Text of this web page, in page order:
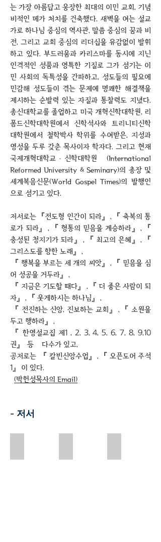
는 가장 아름답고 웅장한 최대의 이민 교회, 기념
비적인 메가 처치를 건축했다. 새벽을 여는 설교
가로 하나님 중심의 역사관, 말씀 중심의 꿈과 비
전, 그리고 교회 중심의 리더십을 유감없이 발휘
하고 있다. 부드러움과 카리스마를 동시에 지닌
인격적인 성품과 영특한 기질로 그가 섬기는 이
민 사회의 독특성을 간파하고, 성도들의 필요에
민감해 성도들이 겪는 문제에 명쾌한 해결책을
제시하는 순발력 있는 자질과 통찰력도 지녔다.
총신대학교를 졸업하고 미국 개혁신학대학원, 리
폼드신학대학원에서 신학석사와 트리니티신학
대학원에서 철학박사 학위를 수여받은, 지성과
영성을 두루 갖춘 목사이자 학자다. 그리고 현재
국제개혁대학교·신학대학원 (International
Reformed University & Seminary)의 총장 및
세계복음신문(World Gospel Times)의 발행인
으로 섬기고 있다.
저서로는『전도형 인간이 되라』,『 축복의 통
로가 되라』,『 형통의 믿음을 계승하라』,『
충성된 청지기가 되라』,『 최고의 은혜』,『
그리스도를 향한 노래』,
『 행복을 부르는 세 개의 씨앗』,『 믿음을 심
어 성공을 거두라』,
『 지금은 기도할 때다』,『 더 좋은 사람이 되
자』,『 웃게하시는 하나님』,
『 전진하는 신앙, 진보하는 교회』,『 소원을
두고 행하라』,
『 한영설교집 제1 , 2, 3, 4, 5, 6, 7, 8, 9,10
권』 등
다수가 있고,
공저로는 『 칼빈신앙수업』,『 오픈도어 주석
1』이 있다.
(박헌성목사의 Email)
- 저서